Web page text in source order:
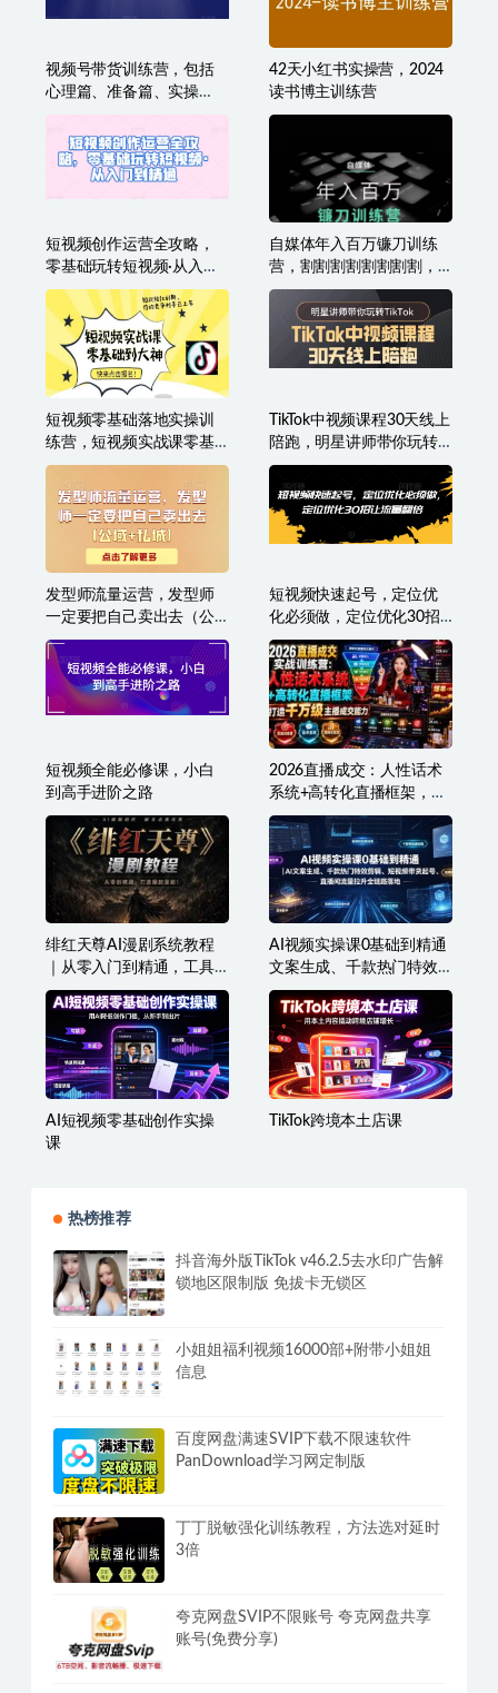
视频号带货训练营，包括
心理篇、准备篇、实操
战干货落地有效
42天小红书实操营，2024
读书博主训练营
短视频创作运营全攻略，
零基础玩转短视频·从入门
到精通
自媒体年入百万镰刀训练
营，割割割割割割割割，
自媒体心法+实操全套流程
短视频零基础落地实操训
练营，短视频实战课零基
础到大神
TikTok中视频课程30天线上
陪跑，明星讲师带你玩转
TikTok
发型师流量运营，发型师
一定要把自己卖出去（公
域+私城）
短视频快速起号，定位优
化必须做，定位优化30招
让流量翻倍
短视频全能必修课，小白
到高手进阶之路
2026直播成交：人性话术
系统+高转化直播框架，打
造千万级主播成交能力
绯红天尊AI漫剧系统教程
｜从零入门到精通，工具
运用+剧本创作+爆款逻辑
+提示词素材+镜头剪辑，
全套爆款漫剧落地实战课
AI视频实操课0基础到精通
文案生成、千款热门特效
剪辑、短视频带货起号、
直播间流量拉升全链路落
地
AI短视频零基础创作实操
课
TikTok跨境本土店课
热榜推荐
抖音海外版TikTok v46.2.5去水印广告解
锁地区限制版 免拔卡无锁区
小姐姐福利视频16000部+附带小姐姐
信息
百度网盘满速SVIP下载不限速软件
PanDownload学习网定制版
丁丁脱敏强化训练教程，方法选对延时
3倍
夸克网盘SVIP不限账号 夸克网盘共享
账号(免费分享)